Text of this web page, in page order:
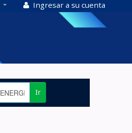
Ingresar a su cuenta
Ir